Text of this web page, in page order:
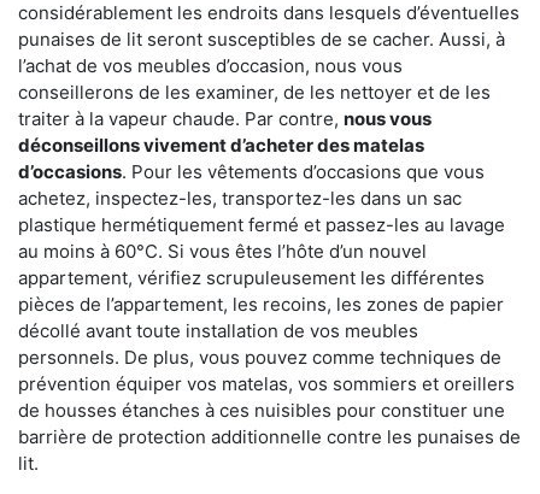
considérablement les endroits dans lesquels d’éventuelles
punaises de lit seront susceptibles de se cacher. Aussi, à
l’achat de vos meubles d’occasion, nous vous
conseillerons de les examiner, de les nettoyer et de les
traiter à la vapeur chaude. Par contre, nous vous
déconseillons vivement d’acheter des matelas
d’occasions. Pour les vêtements d’occasions que vous
achetez, inspectez-les, transportez-les dans un sac
plastique hermétiquement fermé et passez-les au lavage
au moins à 60°C. Si vous êtes l’hôte d’un nouvel
appartement, vérifiez scrupuleusement les différentes
pièces de l’appartement, les recoins, les zones de papier
décollé avant toute installation de vos meubles
personnels. De plus, vous pouvez comme techniques de
prévention équiper vos matelas, vos sommiers et oreillers
de housses étanches à ces nuisibles pour constituer une
barrière de protection additionnelle contre les punaises de
lit.